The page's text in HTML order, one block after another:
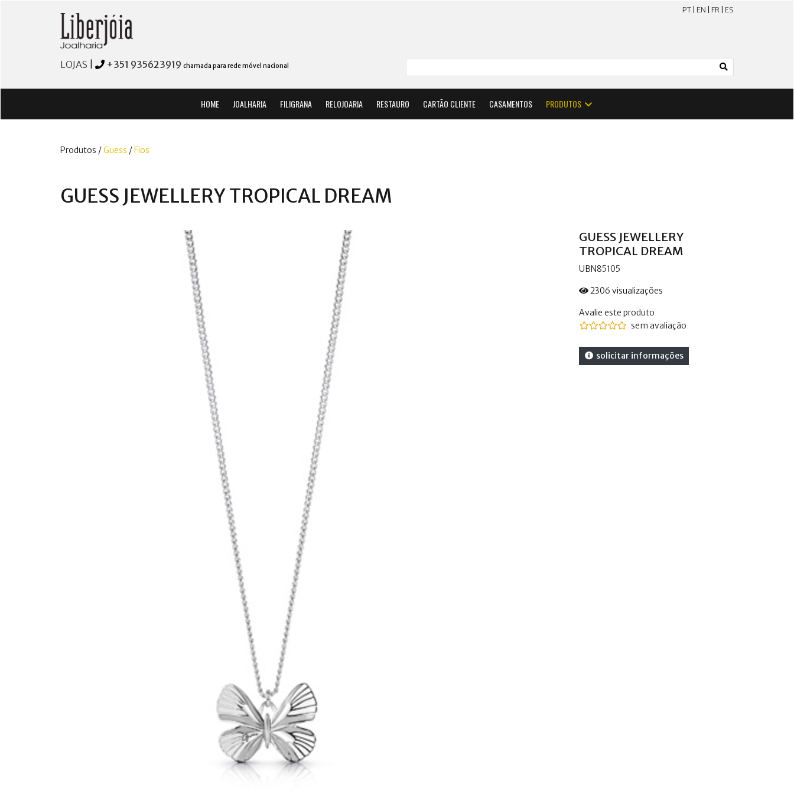
PT EN FR ES
LOJAS +351 935623919 chamada para rede móvel nacional
HOME JOALHARIA FILIGRANA RELOJOARIA RESTAURO CARTÃO CLIENTE CASAMENTOS PRODUTOS
Produtos /Guess /Fios
GUESS JEWELLERY TROPICAL DREAM
GUESS JEWELLERY
TROPICAL DREAM
UBN85105
2306 visualizações
Avalie este produto
sem avaliação
solicitar informações